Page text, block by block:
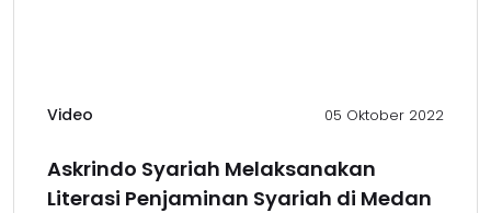
Video 05 Oktober 2022
Askrindo Syariah Melaksanakan
Literasi Penjaminan Syariah di Medan